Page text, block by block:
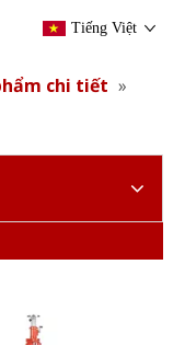
Tiếng Việt
chi tiết »